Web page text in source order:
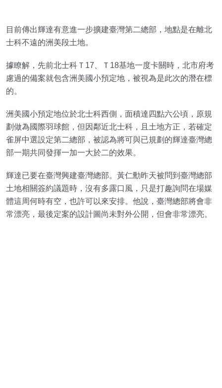
目前傳出輝達有意進一步擴建臺灣第二總部，地點是在離北
士科不遠的洲美段土地。
據瞭解，先前北士科Ｔ17、Ｔ18基地一度卡關時，北市府考
慮過的備案就包含洲美國小預定地，被視為是此次的潛在標
的。
洲美國小預定地位於北士科西側，面積達四點六公頃，原規
劃做為國際羽球館，但因鄰近北士科，且土地方正，若確定
雀屏中選設定第二總部，被認為將可與已規劃的輝達臺灣總
部一期共同發揮一加一大於二的效果。
輝達已要在臺灣興建臺灣總部。黃仁勳昨天被問到臺灣總部
土地相關簽約議題時，沒有多露口風，只是打趣詢問在場媒
體這周何時有空，也許可以來安排。他說，臺灣總部將會非
常漂亮，最後定案的設計圖尚未對外公開，但會非常漂亮。